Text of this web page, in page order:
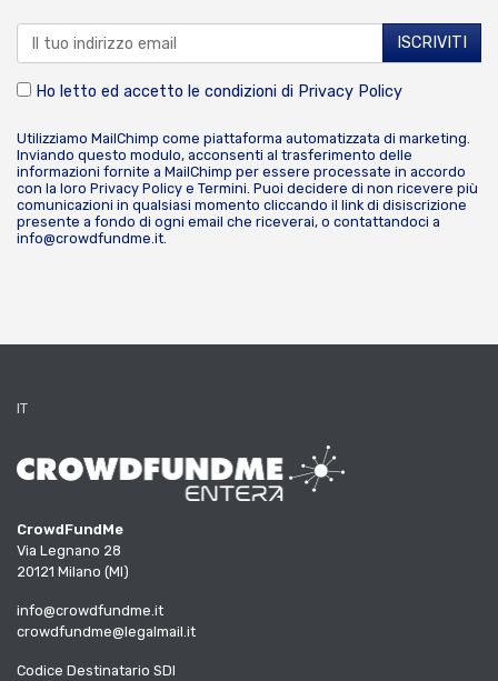
Ho letto ed accetto le condizioni di Privacy Policy
Utilizziamo MailChimp come piattaforma automatizzata di marketing.
Inviando questo modulo, acconsenti al trasferimento delle
informazioni fornite a MailChimp per essere processate in accordo
con la loro Privacy Policy e Termini. Puoi decidere di non ricevere più
comunicazioni in qualsiasi momento cliccando il link di disiscrizione
presente a fondo di ogni email che riceverai, o contattandoci a
info@crowdfundme.it.
IT
CrowdFundMe
Via Legnano 28
20121 Milano (MI)
info@crowdfundme.it
crowdfundme@legalmail.it
Codice Destinatario SDI